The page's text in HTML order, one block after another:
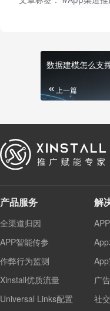
数据建模怎么支
上一篇
产品服务
全渠道归因
APP智能传参
作弊行为监测
Xinstall优质流量
Universal Links配置
解
广
社